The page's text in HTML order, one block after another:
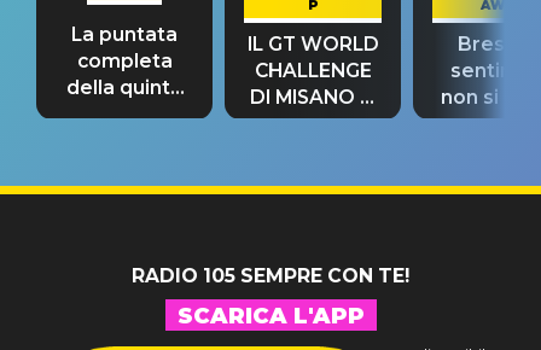
La puntata
completa
della quinta
tappa
P
IL GT WORLD
CHALLENGE
DI MISANO si
riconferma
AWAY
Bresh:
non si
fino alla
RADIO 105 SEMPRE CON TE!
SCARICA L'APP